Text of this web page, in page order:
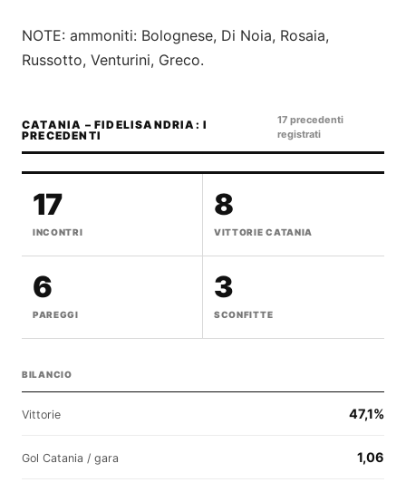
NOTE: ammoniti: Bolognese, Di Noia, Rosaia,
Russotto, Venturini, Greco.
CATANIA – FIDELISANDRIA: I
PRECEDENTI
17 precedenti
registrati
17
INCONTRI
8
VITTORIE CATANIA
6
PAREGGI
3
SCONFITTE
BILANCIO
Vittorie 47,1%
Gol Catania / gara 1,06